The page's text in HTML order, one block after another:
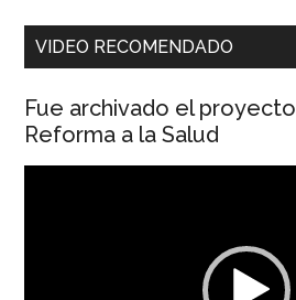
VIDEO RECOMENDADO
Fue archivado el
Reforma a la Salud